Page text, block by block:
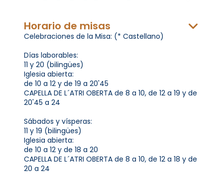
Horario de misas
Celebraciones de la Misa: (* Castellano)
Días laborables:
11 y 20 (bilingües)
Iglesia abierta:
de 10 a 12 y de 19 a 20'45
CAPELLA DE L´ATRI OBERTA de 8 a 10, de 12 a 19 y de
20'45 a 24
Sábados y vísperas:
11 y 19 (bilingües)
Iglesia abierta:
de 10 a 12 y de 18 a 20
CAPELLA DE L´ATRI OBERTA de 8 a 10, de 12 a 18 y de
20 a 24